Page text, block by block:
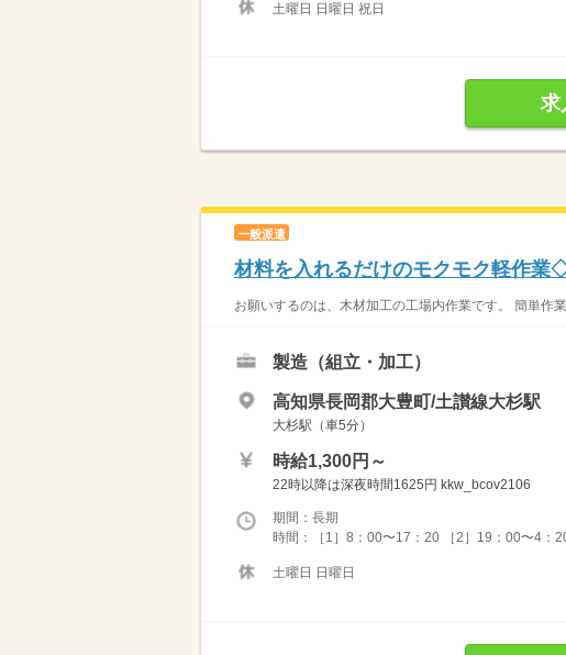
土曜日 日曜日 祝日
求
一般派遣
材料を入れるだけのモクモク軽作業
お願いするのは、木材加工の工場内作業です。 簡単作
製造（組立・加工）
高知県長岡郡大豊町/土讃線大杉駅
大杉駅（車5分）
時給1,300円～
22時以降は深夜時間1625円 kkw_bcov2106
期間：長期
時間：［1］8：00〜17：20 ［2］19：00〜4：
土曜日 日曜日